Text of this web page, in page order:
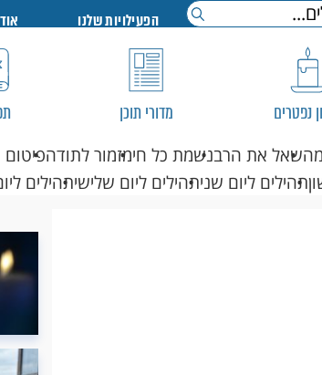
הפעילויות שלנו
נפטרים מדורי תוכן
שאל את הרבנשמת כל חימזמור לתודה
תהילים ליום שניתהילים ליום שלישיתהילים